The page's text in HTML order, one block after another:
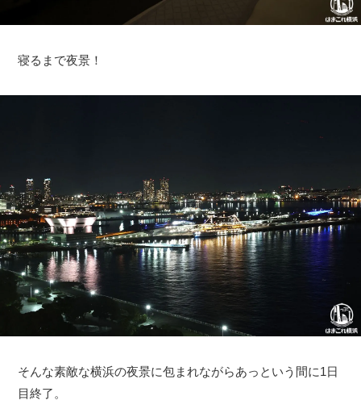
寝るまで夜景！
そんな素敵な横浜の夜景に包まれながらあっという間に1日
目終了。